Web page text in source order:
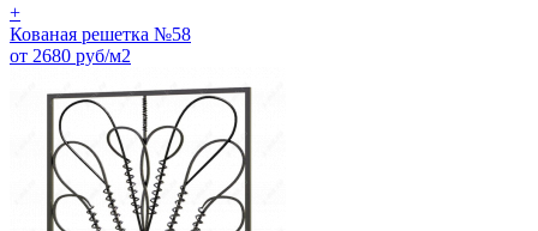
+
Кованая решетка №58
от 2680 руб/м2